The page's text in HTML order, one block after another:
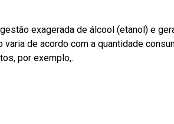
exagerada de álcool (etanol) e
de acordo com a quantidade
por exemplo,.